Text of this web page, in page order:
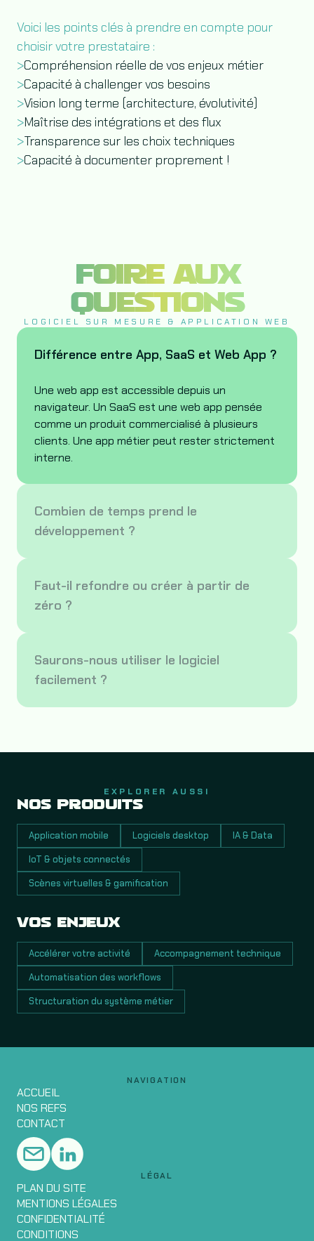
Voici les points clés à prendre en compte pour
choisir votre prestataire :
>Compréhension réelle de vos enjeux métier
>Capacité à challenger vos besoins
>Vision long terme (architecture, évolutivité)
>Maîtrise des intégrations et des flux
>Transparence sur les choix techniques
>Capacité à documenter proprement !
FOIRE AUX
QUESTIONS
LOGICIEL SUR MESURE & APPLICATION WEB
Différence entre App, SaaS et Web App ?
Une web app est accessible depuis un
navigateur. Un SaaS est une web app pensée
comme un produit commercialisé à plusieurs
clients. Une app métier peut rester strictement
interne.
Combien de temps prend le
développement ?
Faut-il refondre ou créer à partir de
zéro ?
Saurons-nous utiliser le logiciel
facilement ?
EXPLORER AUSSI
NOS PRODUITS
Application mobile Logiciels desktop
IA & Data
IoT & objets connectés
Scènes virtuelles & gamification
VOS ENJEUX
Accélérer votre activité
Accompagnement technique
Automatisation des workflows
Structuration du système métier
NAVIGATION
ACCUEIL
NOS REFS
CONTACT
LÉGAL
PLAN DU SITE
MENTIONS LÉGALES
CONFIDENTIALITÉ
CONDITIONS